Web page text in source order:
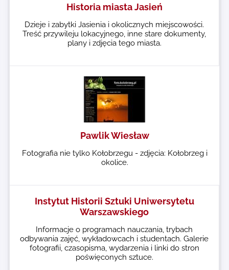
Historia miasta Jasień
Dzieje i zabytki Jasienia i okolicznych miejscowości.
Treść przywileju lokacyjnego, inne stare dokumenty,
plany i zdjęcia tego miasta.
Pawlik Wiesław
Fotografia nie tylko Kołobrzegu - zdjęcia: Kołobrzeg i
okolice.
Instytut Historii Sztuki Uniwersytetu
Warszawskiego
Informacje o programach nauczania, trybach
odbywania zajęć, wykładowcach i studentach. Galerie
fotografii, czasopisma, wydarzenia i linki do stron
poświęconych sztuce.